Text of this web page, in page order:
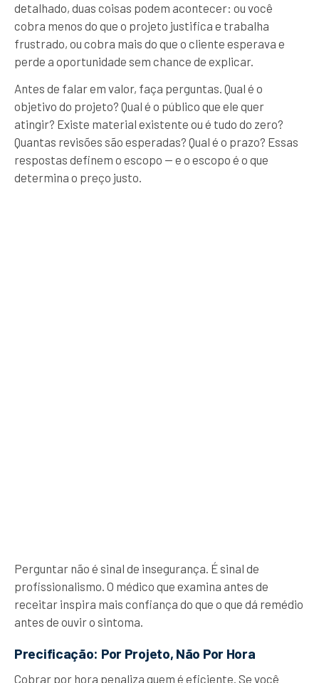
detalhado, duas coisas podem acontecer: ou você
cobra menos do que o projeto justifica e trabalha
frustrado, ou cobra mais do que o cliente esperava e
perde a oportunidade sem chance de explicar.
Antes de falar em valor, faça perguntas. Qual é o
objetivo do projeto? Qual é o público que ele quer
atingir? Existe material existente ou é tudo do zero?
Quantas revisões são esperadas? Qual é o prazo? Essas
respostas definem o escopo — e o escopo é o que
determina o preço justo.
Perguntar não é sinal de insegurança. É sinal de
profissionalismo. O médico que examina antes de
receitar inspira mais confiança do que o que dá remédio
antes de ouvir o sintoma.
Precificação: Por Projeto, Não Por Hora
Cobrar por hora penaliza quem é eficiente. Se você